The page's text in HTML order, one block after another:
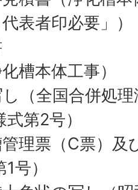
表者印必要」）
槽本体工事）
（全国合併処
第2号）
理票（C票）及
号）